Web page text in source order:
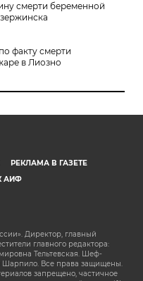
смерти беременной
факту смерти
в Лиозно
РЕКЛАМА В ГАЗЕТЕ
АИФ
Директор, главный
главного редактора:
Тельтевская. Шеф-
Шарпило. Все права защищены.
запрещено, частичное